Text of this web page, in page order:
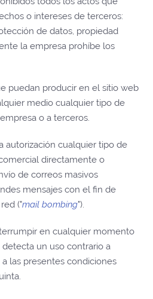
o intereses de terceros:
de datos, propiedad
la empresa prohíbe los
puedan producir en el sitio web
medio cualquier tipo de
o a terceros.
autorización cualquier tipo de
directamente o
de correos masivos
mensajes con el fin de
("mail bombing").
en cualquier momento
un uso contrario a
las presentes condiciones